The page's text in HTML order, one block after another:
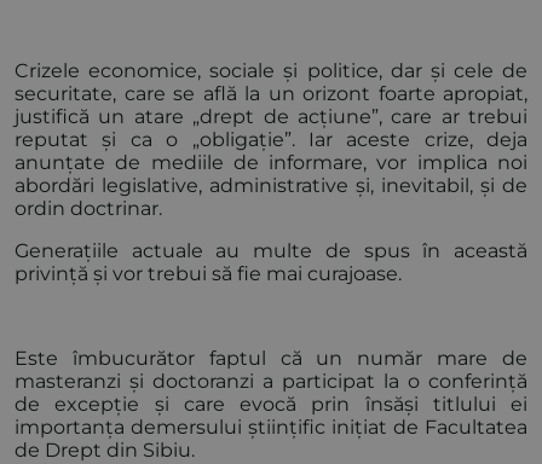
Crizele economice, sociale și politice, dar și cele de
securitate, care se află la un orizont foarte apropiat,
justifică un atare „drept de acțiune”, care ar trebui
reputat și ca o „obligație”. Iar aceste crize, deja
anunțate de mediile de informare, vor implica noi
abordări legislative, administrative și, inevitabil, și de
ordin doctrinar.
Generațiile actuale au multe de spus în această
privință și vor trebui să fie mai curajoase.
Este îmbucurător faptul că un număr mare de
masteranzi și doctoranzi a participat la o conferință
de excepție și care evocă prin însăși titlului ei
importanța demersului științific inițiat de Facultatea
de Drept din Sibiu.